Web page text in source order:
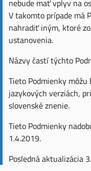
nebude mať vplyv na
V takomto prípade má
nahradiť iným, ktoré
ustanovenia.
Názvy častí týchto
Tieto Podmienky
jazykových verziách,
slovenské znenie.
Tieto Podmienky
1.4.2019.
Posledná aktualizácia